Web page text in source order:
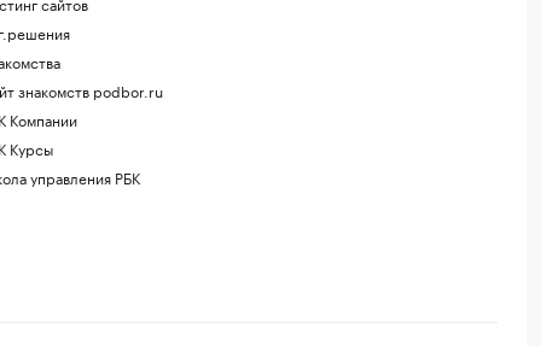
знакомств podbor.ru
Компании
Курсы
управления РБК